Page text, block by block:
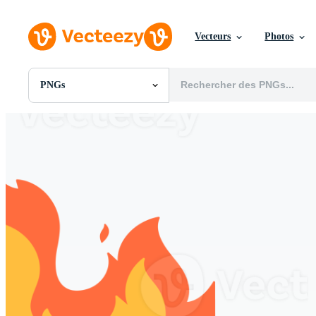
Vecteurs Photos
PNGs
Toutes Images
Motion graphics
Images Éditoriales
Événements Éditoriaux